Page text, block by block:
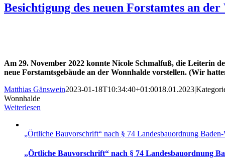
Besichtigung des neuen Forstamtes an
Am 29. November 2022 konnte Nicole Schmalfuß, die Leiterin
neue Forstamtsgebäude an der Wonnhalde vorstellen. (Wir
Matthias Gänswein2023-01-18T10:34:40+01:0018.01.2023|
Wonnhalde
Weiterlesen
„Örtliche Bauvorschrift“ nach § 74 Landesbauordnung
„Örtliche Bauvorschrift“ nach § 74 Landesbauordnung